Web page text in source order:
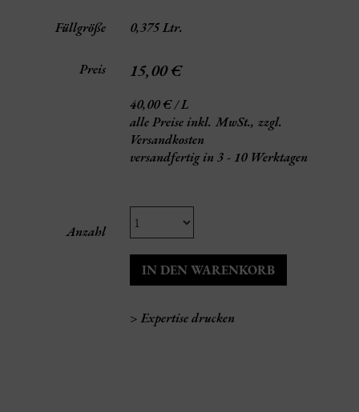
Füllgröße 0,375 Ltr.
Preis 15,00 €
40,00 € / L
alle Preise inkl. MwSt., zzgl.
Versandkosten
versandfertig in 3 - 10 Werktagen
Anzahl
> Expertise drucken